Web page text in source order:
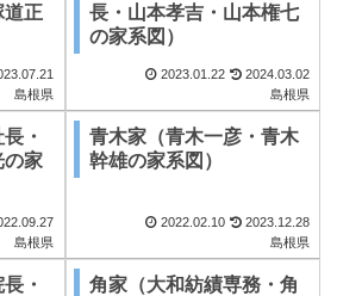
道正
島根県
長・山本孝吉・山本権七
の家系図）
2023.01.22
2024.03.02
島根県
・
の家
島根県
青木家（青木一彦・青木
幹雄の家系図）
2022.02.10
2023.12.28
島根県
・
角家（大和紡績専務・角